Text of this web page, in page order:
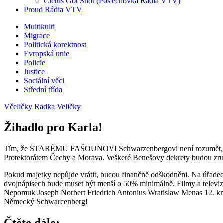
Proud Rádia VTV
Sub
menu
Multikulti
Migrace
Politická korektnost
Evropská unie
Policie
Justice
Sociální věci
Střední třída
Včeličky Radka Veličky
Žihadlo pro Karla!
Tím, že STARÉMU FAŠOUNOVI Schwarzenbergovi není
Protektorátem Čechy a Morava. Veškeré Benešovy dekrety budou
Pokud majetky nepůjde vrátit, budou finančně odškodněni. Na
dvojnápisech bude muset být menší o 50% minimálně. Filmy a
Nepomuk Joseph Norbert Friedrich Antonius Wratislaw Menas 12.
Německý Schwarcenberg!